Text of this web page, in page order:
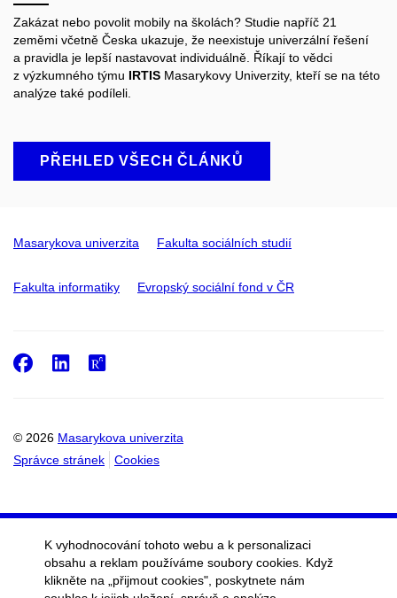
Zakázat nebo povolit mobily na školách? Studie napříč 21
zeměmi včetně Česka ukazuje, že neexistuje univerzální řešení
a pravidla je lepší nastavovat individuálně. Říkají to vědci
z výzkumného týmu IRTIS Masarykovy Univerzity, kteří se na této
analýze také podíleli.
PŘEHLED VŠECH ČLÁNKŮ
Masarykova univerzita Fakulta sociálních studií
Fakulta informatiky Evropský sociální fond v ČR
© 2026 Masarykova univerzita
Správce stránek
Cookies
Facebook
LinkedIn
ResearchGate
K vyhodnocování tohoto webu a k personalizaci
obsahu a reklam používáme soubory cookies. Když
klikněte na „přijmout cookies", poskytnete nám